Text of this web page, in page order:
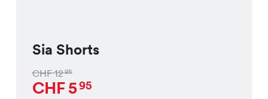
Sia Shorts
CHF1295
CHF595